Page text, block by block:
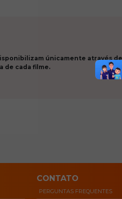
únicamente através
de cada filme.
CONTATO
PERGUNTAS FREQUENTES